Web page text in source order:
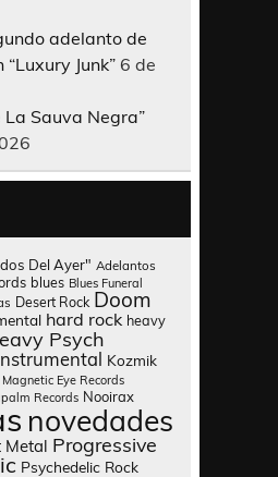
adelanto de
Junk” 6 de
La Sauva Negra”
Del Ayer" Adelantos
blues Blues Funeral
Desert Rock Doom
hard rock heavy
Psych
Kozmik
Magnetic Eye Records
Records Nooirax
novedades
Metal Progressive
Psychedelic Rock